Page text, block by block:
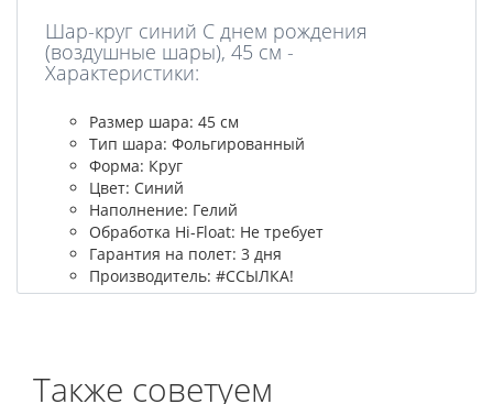
Шар-круг синий С днем рождения
(воздушные шары), 45 см -
Характеристики:
Размер шара: 45 см
Тип шара: Фольгированный
Форма: Круг
Цвет: Синий
Наполнение: Гелий
Обработка Hi-Float: Не требует
Гарантия на полет: 3 дня
Производитель: #ССЫЛКА!
Также советуем